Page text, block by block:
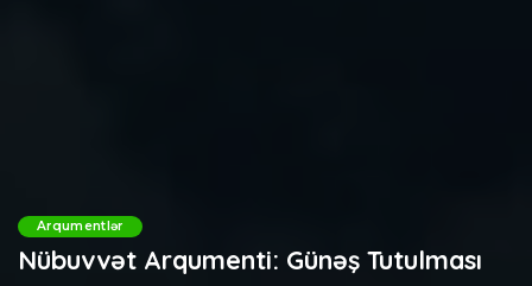
Arqumentlər
Nübuvvət Arqumenti: Günəş Tutulması